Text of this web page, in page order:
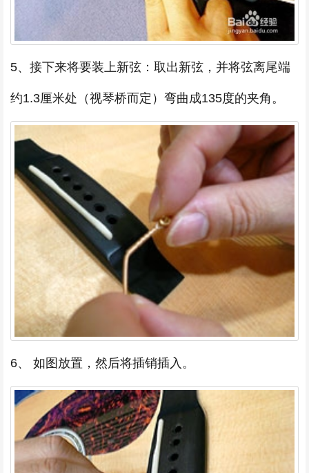
5、接下来将要装上新弦：取出新弦，并将弦离尾端
约1.3厘米处（视琴桥而定）弯曲成135度的夹角。
6、 如图放置，然后将插销插入。